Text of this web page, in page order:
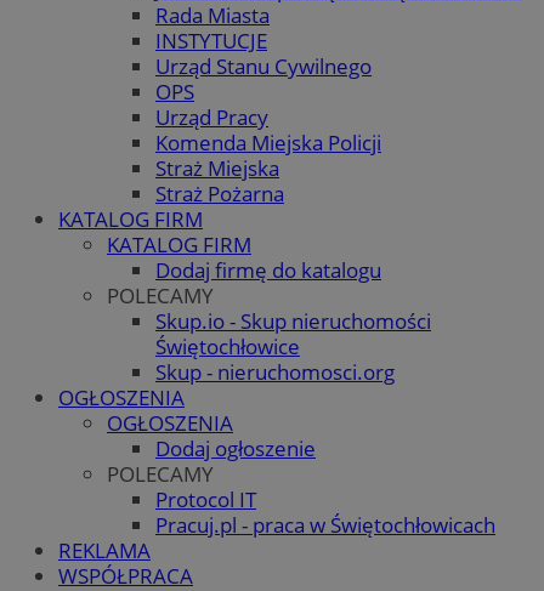
Rada Miasta
INSTYTUCJE
Urząd Stanu Cywilnego
OPS
Urząd Pracy
Komenda Miejska Policji
Straż Miejska
Straż Pożarna
KATALOG FIRM
KATALOG FIRM
Dodaj firmę do katalogu
POLECAMY
Skup.io - Skup nieruchomości
Świętochłowice
Skup - nieruchomosci.org
OGŁOSZENIA
OGŁOSZENIA
Dodaj ogłoszenie
POLECAMY
Protocol IT
Pracuj.pl - praca w Świętochłowicach
REKLAMA
WSPÓŁPRACA